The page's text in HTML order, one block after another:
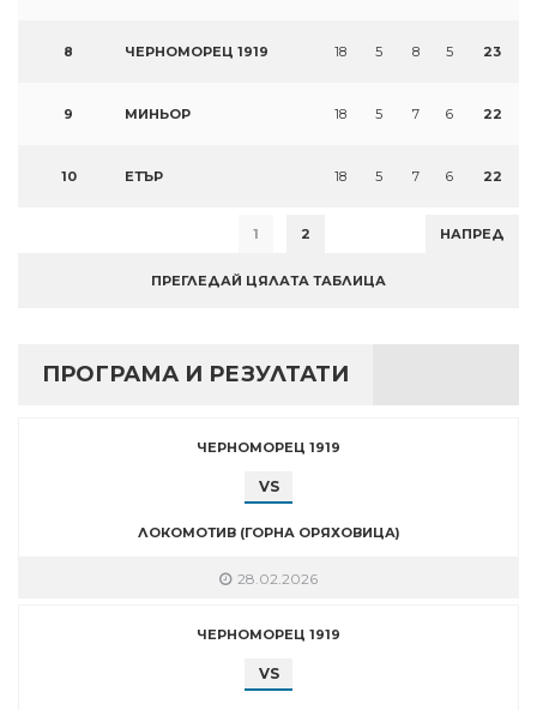
8 ЧЕРНОМОРЕЦ 1919 18 5 8 5 23
9 МИНЬОР 18 5 7 6 22
10 ЕТЪР 18 5 7 6 22
1 2 НАПРЕД
ПРЕГЛЕДАЙ ЦЯЛАТА ТАБЛИЦА
ПРОГРАМА И РЕЗУЛТАТИ
ЧЕРНОМОРЕЦ 1919
VS
ЛОКОМОТИВ (ГОРНА ОРЯХОВИЦА)
28.02.2026
ЧЕРНОМОРЕЦ 1919
VS